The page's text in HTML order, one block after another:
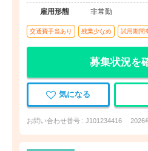
雇用形態
非常勤
交通費手当あり 残業少なめ 試用期間
募集状況を
気になる
お問い合わせ番号 : J101234416 2026